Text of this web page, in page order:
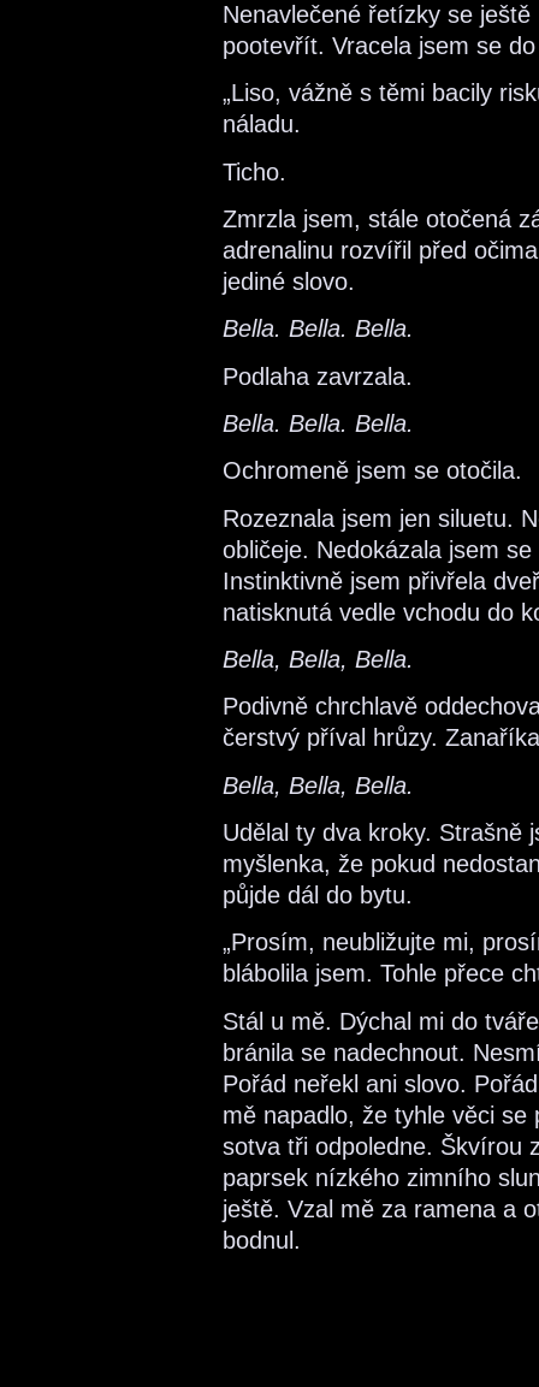
Nenavlečené řetízky se
pootevřít. Vracela jsem se
„Liso, vážně s těmi bacily
náladu.
Ticho.
Zmrzla jsem, stále otočená
adrenalinu rozvířil před
jediné slovo.
Bella. Bella. Bella.
Podlaha zavrzala.
Bella. Bella. Bella.
Ochromeně jsem se otočila.
Rozeznala jsem jen siluetu.
obličeje. Nedokázala jsem
Instinktivně jsem přivřela
natisknutá vedle vchodu do
Bella, Bella, Bella.
Podivně chrchlavě
čerstvý příval hrůzy.
Bella, Bella, Bella.
Udělal ty dva kroky. Strašně
myšlenka, že pokud
půjde dál do bytu.
„Prosím, neubližujte mi,
blábolila jsem. Tohle přece
Stál u mě. Dýchal mi do
bránila se nadechnout.
Pořád neřekl ani slovo.
mě napadlo, že tyhle věci
sotva tři odpoledne. Škvírou
paprsek nízkého zimního
ještě. Vzal mě za ramena a
bodnul.